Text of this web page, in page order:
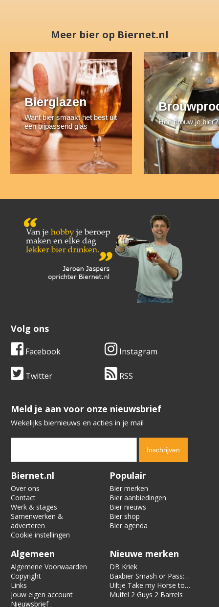
Meer bier op Biernet.nl
Bierglazen
Want bier smaakt het best uit
een bijpassend glas
Hoe brouw je bier?
Volg ons
Facebook Instagram
Twitter RSS
​​​​​​​Meld je aan voor onze nieuwsbrief
Wekelijks biernieuws en acties in je mail
Verification code:
Biernet.nl
Over ons
Contact
Werk & stages
Samenwerken &
adverteren
Cookie instellingen
Populair
Bier merken
Bier aanbiedingen
Bier nieuws
Bier shop
Bier agenda
Algemeen
Algemene Voorwaarden
Copyright
Links
Jouw eigen account
Nieuwsbrief
Nieuwe merken
DB Kriek
Baxbier Smash or Pass:
Strata
Uiltje Take my Horse to
the Hotel Room
Muifel 2 Guys 2 Barrels